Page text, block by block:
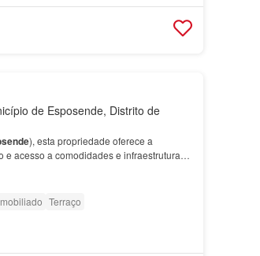
de Esposende, Distrito de
), esta propriedade oferece a
acesso a comodidades e infraestrutura
Terraço